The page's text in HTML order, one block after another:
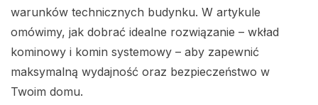
warunków technicznych budynku. W artykule
omówimy, jak dobrać idealne rozwiązanie – wkład
kominowy i komin systemowy – aby zapewnić
maksymalną wydajność oraz bezpieczeństwo w
Twoim domu.